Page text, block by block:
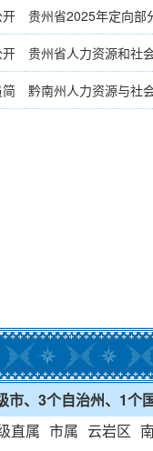
(1-
员公告(1-16)
贵州省2025年定向部
题网站 (12-7)
贵州省人力资源和社
站(12-2)
黔南州人力资源与社
市、3个自治州、1
直属 市属 云岩区